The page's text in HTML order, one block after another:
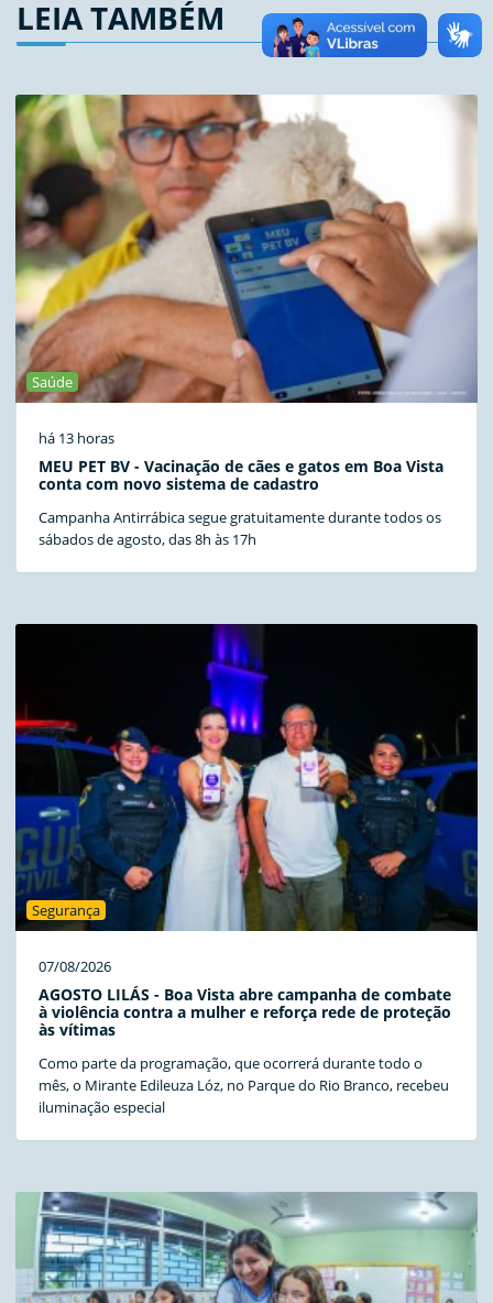
LEIA TAMBÉM
Saúde
há 13 horas
MEU PET BV - Vacinação de cães e gatos em Boa Vista
conta com novo sistema de cadastro
Campanha Antirrábica segue gratuitamente durante todos os
sábados de agosto, das 8h às 17h
Segurança
07/08/2026
AGOSTO LILÁS - Boa Vista abre campanha de combate
à violência contra a mulher e reforça rede de proteção
às vítimas
Como parte da programação, que ocorrerá durante todo o
mês, o Mirante Edileuza Lóz, no Parque do Rio Branco, recebeu
iluminação especial